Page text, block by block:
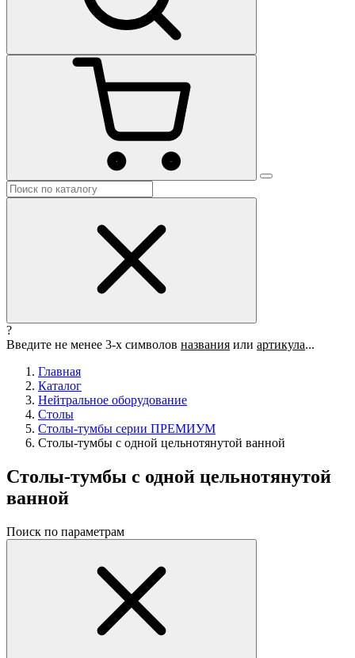
?
Введите не менее 3-х символов названия или артикула...
Главная
Каталог
Нейтральное оборудование
Столы
Столы-тумбы серии ПРЕМИУМ
Столы-тумбы с одной цельнотянутой ванной
Столы-тумбы с одной цельнотянутой
ванной
Поиск по параметрам